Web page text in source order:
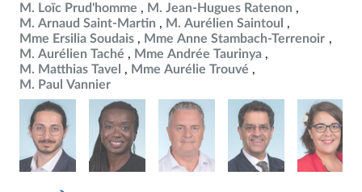
M. Loïc Prud'homme
M. Jean-Hugues Ratenon
M. Arnaud Saint-Martin
M. Aurélien Saintoul
Mme Ersilia Soudais
Mme Anne Stambach-Terrenoir
M. Aurélien Taché
Mme Andrée Taurinya
M. Matthias Tavel
Mme Aurélie Trouvé
M. Paul Vannier